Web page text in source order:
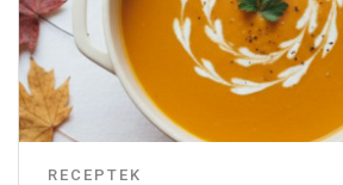
RECEPTEK